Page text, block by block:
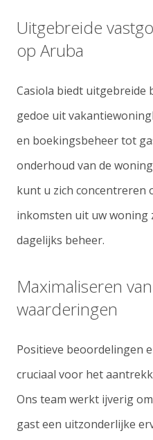
Uitgebreide
op Aruba
Casiola biedt uitgebreide
gedoe uit
en boekingsbeheer tot
onderhoud van de
kunt u zich concentreren
inkomsten uit uw woning
dagelijks beheer.
Maximaliseren
waarderingen
Positieve beoordelingen
cruciaal voor het
Ons team werkt ijverig
gast een uitzonderlijke